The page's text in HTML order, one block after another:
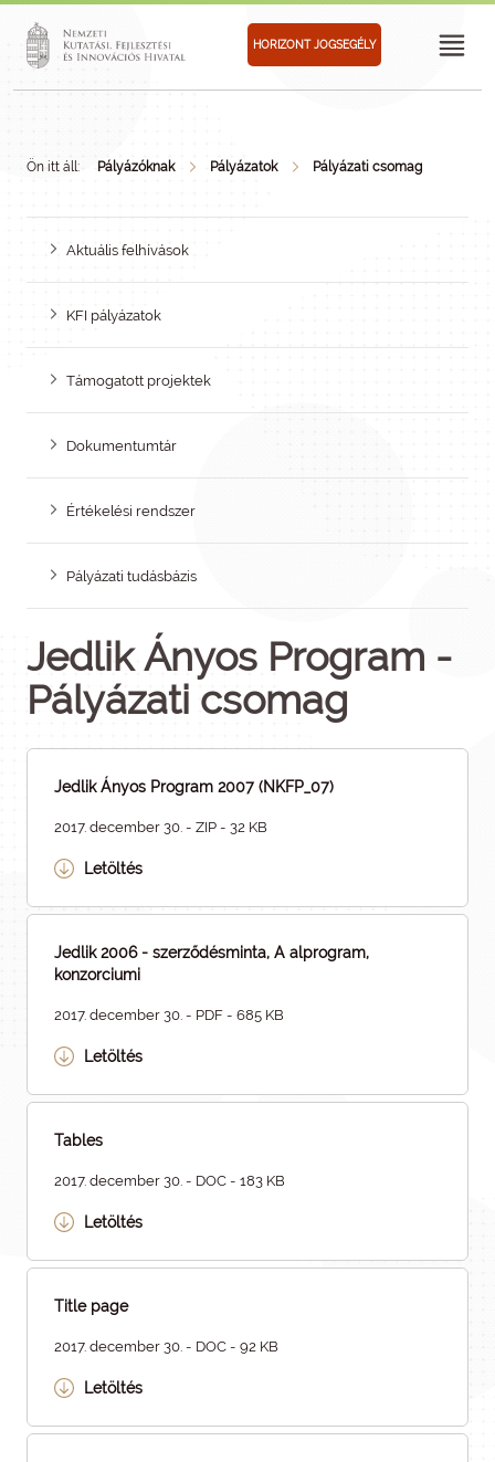
HORIZONT JOGSEGÉLY
Ön itt áll: Pályázóknak Pályázatok Pályázati csomag
Aktuális felhívások
KFI pályázatok
Támogatott projektek
Dokumentumtár
Értékelési rendszer
Pályázati tudásbázis
Jedlik Ányos Program -
Pályázati csomag
Jedlik Ányos Program 2007 (NKFP_07)
2017. december 30. - ZIP - 32 KB
Letöltés
Jedlik 2006 - szerződésminta, A alprogram,
konzorciumi
2017. december 30. - PDF - 685 KB
Letöltés
Tables
2017. december 30. - DOC - 183 KB
Letöltés
Title page
2017. december 30. - DOC - 92 KB
Letöltés